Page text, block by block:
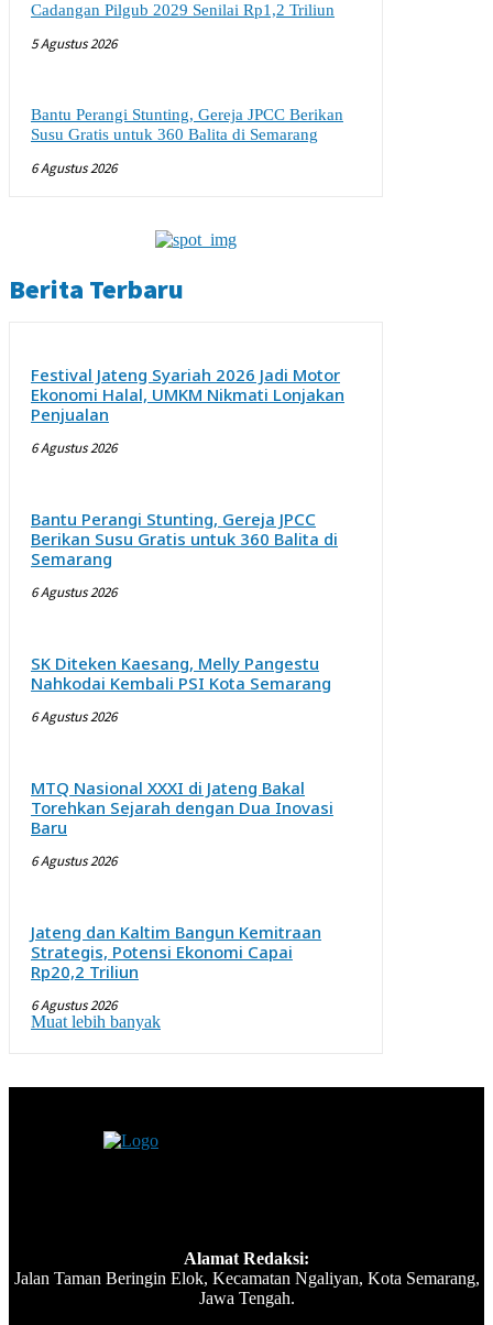
Cadangan Pilgub 2029 Senilai Rp1,2 Triliun
5 Agustus 2026
Bantu Perangi Stunting, Gereja JPCC Berikan
Susu Gratis untuk 360 Balita di Semarang
6 Agustus 2026
Berita Terbaru
Festival Jateng Syariah 2026 Jadi Motor
Ekonomi Halal, UMKM Nikmati Lonjakan
Penjualan
6 Agustus 2026
Bantu Perangi Stunting, Gereja JPCC
Berikan Susu Gratis untuk 360 Balita di
Semarang
6 Agustus 2026
SK Diteken Kaesang, Melly Pangestu
Nahkodai Kembali PSI Kota Semarang
6 Agustus 2026
MTQ Nasional XXXI di Jateng Bakal
Torehkan Sejarah dengan Dua Inovasi
Baru
6 Agustus 2026
Jateng dan Kaltim Bangun Kemitraan
Strategis, Potensi Ekonomi Capai
Rp20,2 Triliun
6 Agustus 2026
Muat lebih banyak
Alamat Redaksi:
Jalan Taman Beringin Elok, Kecamatan Ngaliyan, Kota Semarang,
Jawa Tengah.